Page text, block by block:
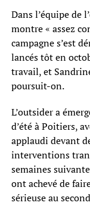
Dans l’équipe de
montre « assez
campagne s’est
lancés tôt en
travail, et
poursuit-on.
L’outsider a
d’été à Poitiers,
applaudi devant
interventions
semaines
ont achevé de
sérieuse au